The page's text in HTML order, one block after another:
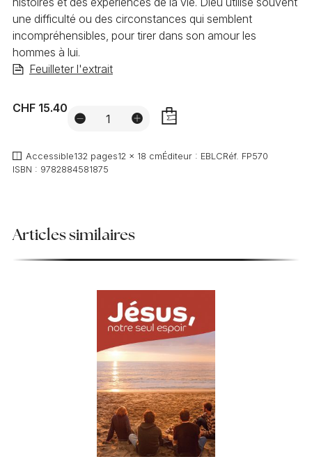
une difficulté ou des circonstances qui semblent
incompréhensibles, pour tirer dans son amour les
hommes à lui.
Feuilleter l'extrait
CHF 15.40
Accessible132 pages12 x 18 cmÉditeur : EBLCRéf. FP570
ISBN : 9782884581875
Articles similaires